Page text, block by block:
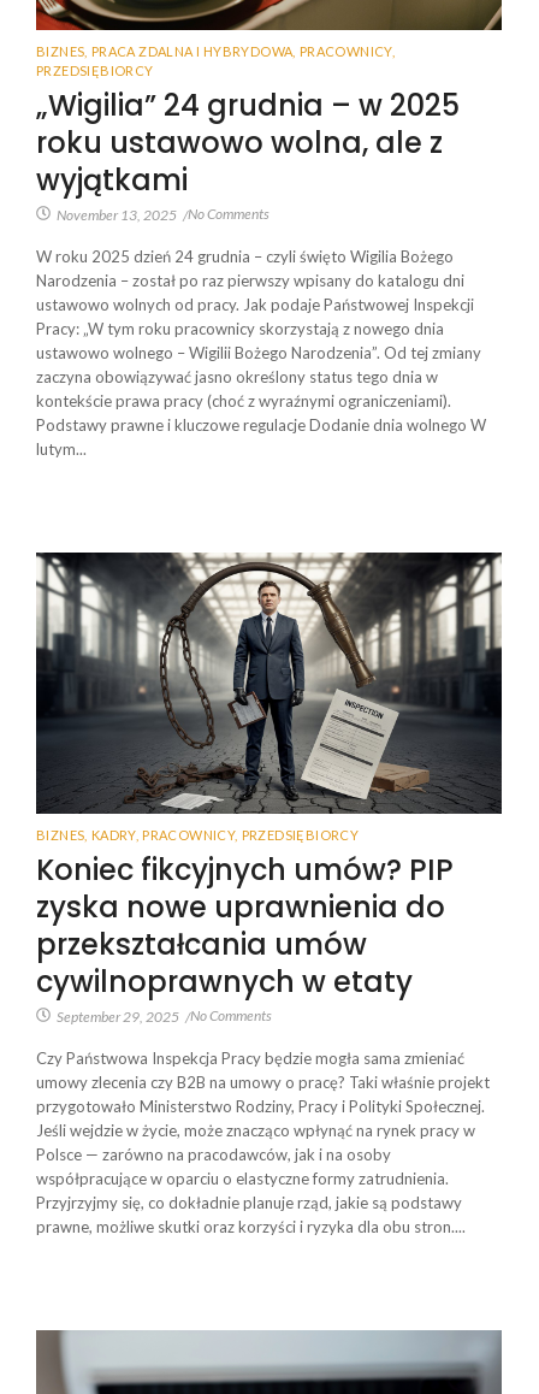
BIZNES PRACA ZDALNA I HYBRYDOWA PRACOWNICY,
PRZEDSIĘBIORCY
„Wigilia” 24 grudnia ­– w 2025
roku ustawowo wolna, ale z
wyjątkami
November 13, 2025 /No Comments
W roku 2025 dzień 24 grudnia – czyli święto Wigilia Bożego
Narodzenia – został po raz pierwszy wpisany do katalogu dni
ustawowo wolnych od pracy. Jak podaje Państwowej Inspekcji
Pracy: „W tym roku pracownicy skorzystają z nowego dnia
ustawowo wolnego – Wigilii Bożego Narodzenia”. Od tej zmiany
zaczyna obowiązywać jasno określony status tego dnia w
kontekście prawa pracy (choć z wyraźnymi ograniczeniami).
Podstawy prawne i kluczowe regulacje Dodanie dnia wolnego W
lutym...
BIZNES KADRY, PRACOWNICY, PRZEDSIĘBIORCY
Koniec fikcyjnych umów? PIP
zyska nowe uprawnienia do
przekształcania umów
cywilnoprawnych w etaty
September 29, 2025 /No Comments
Czy Państwowa Inspekcja Pracy będzie mogła sama zmieniać
umowy zlecenia czy B2B na umowy o pracę? Taki właśnie projekt
przygotowało Ministerstwo Rodziny, Pracy i Polityki Społecznej.
Jeśli wejdzie w życie, może znacząco wpłynąć na rynek pracy w
Polsce — zarówno na pracodawców, jak i na osoby
współpracujące w oparciu o elastyczne formy zatrudnienia.
Przyjrzyjmy się, co dokładnie planuje rząd, jakie są podstawy
prawne, możliwe skutki oraz korzyści i ryzyka dla obu stron....